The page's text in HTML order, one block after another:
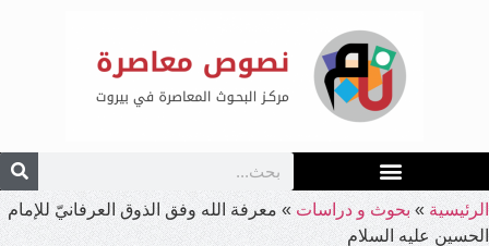
الرئيسية » بحوث و دراسات » معرفة الله وفق الذوق العرفانيّ للإمام
الحسين عليه السلام